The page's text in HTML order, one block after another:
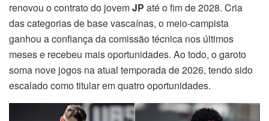
renovou o contrato do jovemJP até o fim de 2028. Cria
das categorias de base vascaínas, o meio-campista
ganhou a confiança da comissão técnica nos últimos
meses e recebeu mais oportunidades. Ao todo, o garoto
soma nove jogos na atual temporada de 2026, tendo sido
escalado como titular em quatro oportunidades.